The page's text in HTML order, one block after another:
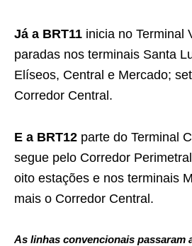
Já a BRT11 inicia no Terminal
paradas nos terminais Santa
Elíseos, Central e Mercado;
Corredor Central.
E a BRT12 parte do Terminal
segue pelo Corredor
oito estações e nos terminais
mais o Corredor Central.
As linhas convencionais passaram